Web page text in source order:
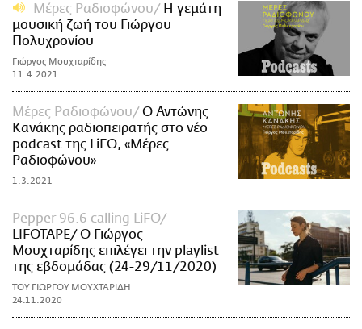
Μέρες Ραδιοφώνου
Η γεμάτη
μουσική ζωή του Γιώργου
Πολυχρονίου
Γιώργος Μουχταρίδης
11.4.2021
Μέρες Ραδιοφώνου
Ο Αντώνης
Κανάκης ραδιοπειρατής στο νέο
podcast της LiFO, «Μέρες
Ραδιοφώνου»
1.3.2021
Pepper 96.6 calling LiFO
LIFOTAPE/ Ο Γιώργος
Μουχταρίδης επιλέγει την playlist
της εβδομάδας (24-29/11/2020)
ΤΟΥ ΓΙΩΡΓΟΥ ΜΟΥΧΤΑΡΙΔΗ
24.11.2020